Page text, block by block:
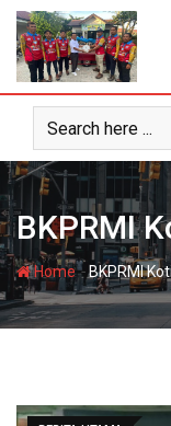
Skip
content
BKPRMI
Home-BKPRMI